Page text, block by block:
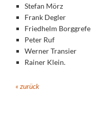
Stefan Mörz
Frank Degler
Friedhelm Borggrefe
Peter Ruf
Werner Transier
Rainer Klein.
« zurück